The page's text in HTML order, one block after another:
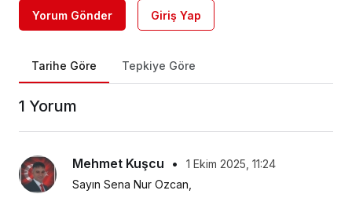
Yorum Gönder Giriş Yap
Tarihe Göre Tepkiye Göre
1 Yorum
Mehmet Kuşcu •
1 Ekim 2025, 11:24
Sayın Sena Nur Ozcan,